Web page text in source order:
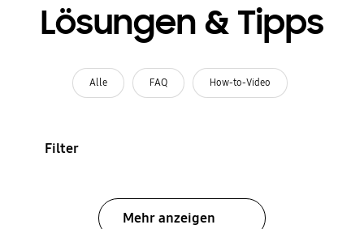
Lösungen & Tipps
Alle FAQ How-to-Video
Filter
Mehr anzeigen